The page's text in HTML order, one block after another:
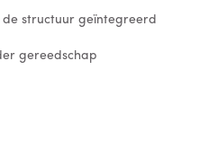
de structuur geïntegreerd
gereedschap